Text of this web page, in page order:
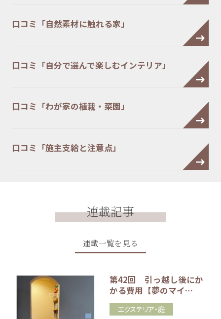
口コミ「自然素材に触れる家」
口コミ「自分で選んで楽しむインテリア」
口コミ「わが家の植栽・菜園」
口コミ「施主支給と注意点」
連載記事
連載一覧を見る
第42回 引っ越し後にか
かる費用【夢のマイ…
エクステリア・庭